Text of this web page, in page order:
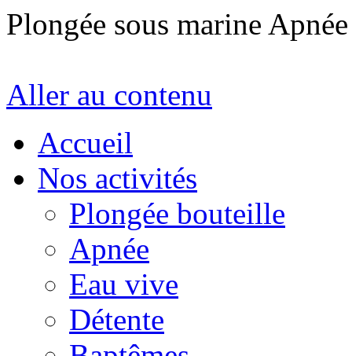
Plongée sous marine
Aller au contenu
Accueil
Nos activités
Plongée bouteille
Apnée
Eau vive
Détente